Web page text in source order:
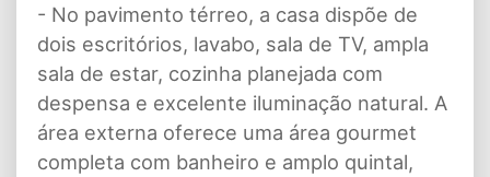
- No pavimento térreo, a casa dispõe de
dois escritórios, lavabo, sala de TV, ampla
sala de estar, cozinha planejada com
despensa e excelente iluminação natural. A
área externa oferece uma área gourmet
completa com banheiro e amplo quintal,